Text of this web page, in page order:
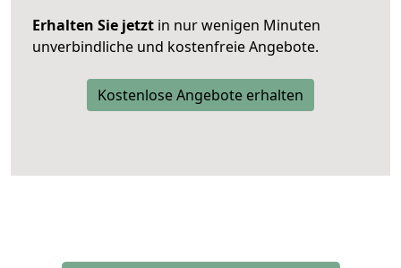
Erhalten Sie jetzt in nur wenigen Minuten
unverbindliche und kostenfreie Angebote.
Kostenlose Angebote erhalten